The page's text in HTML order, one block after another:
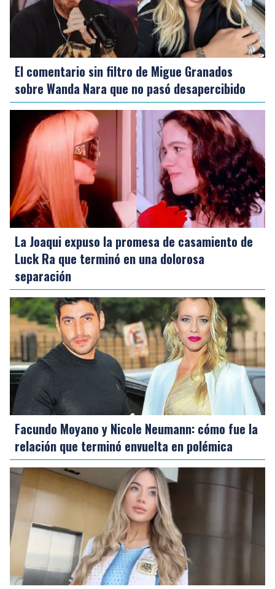
El comentario sin filtro de Migue Granados
sobre Wanda Nara que no pasó desapercibido
La Joaqui expuso la promesa de casamiento de
Luck Ra que terminó en una dolorosa
separación
Facundo Moyano y Nicole Neumann: cómo fue la
relación que terminó envuelta en polémica